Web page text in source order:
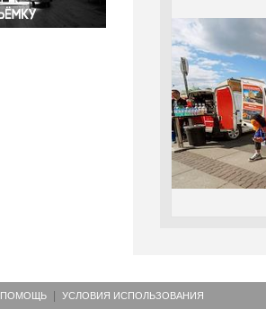
ПОМОЩЬ УСЛОВИЯ ИСПОЛЬЗОВАНИЯ